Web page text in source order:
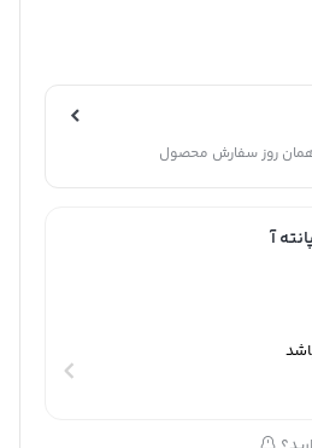
زمان استفاده از این محصول باشید
باد و یا کارتریج استفاده شود
آب
همان روز سفارش محصول
آ